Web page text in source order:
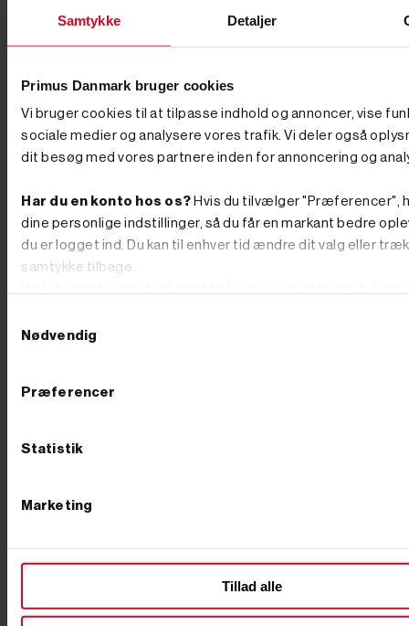
Samtykke Detaljer
Primus Danmark bruger cookies
Vi bruger cookies til at tilpasse indhold og annoncer, vise
sociale medier og analysere vores trafik. Vi deler også
dit besøg med vores partnere inden for annoncering og
Har du en konto hos os? Hvis du tilvælger "Præferencer",
dine personlige indstillinger, så du får en markant bedre
du er logget ind. Du kan til enhver tid ændre dit valg eller
samtykke tilbage.
Nødvendig
Præferencer
Statistik
Marketing
Tillad alle
 
På lager
PRIS
Rem O470 til løvsuger_nr.
8007363
 